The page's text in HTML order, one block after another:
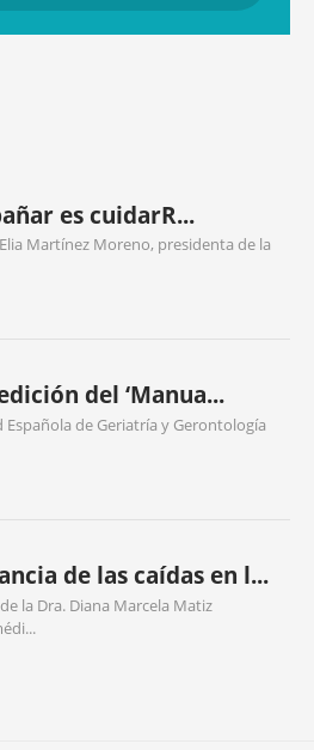
es cuidarR...
Martínez Moreno, presidenta de la
del ‘Manua...
Española de Geriatría y Gerontología
de las caídas en l...
la Dra. Diana Marcela Matiz